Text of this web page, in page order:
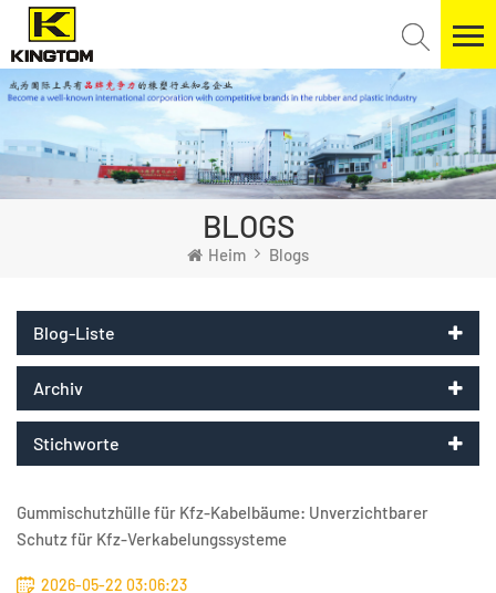
BLOGS
Heim Blogs
Blog-Liste
Archiv
Stichworte
Gummischutzhülle für Kfz-Kabelbäume: Unverzichtbarer
Schutz für Kfz-Verkabelungssysteme
2026-05-22 03:06:23